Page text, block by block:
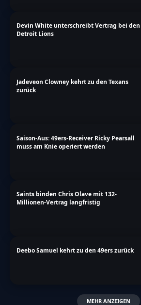
Devin White unterschreibt Vertrag bei den
Detroit Lions
Jadeveon Clowney kehrt zu den Texans
zurück
Saison-Aus: 49ers-Receiver Ricky Pearsall
muss am Knie operiert werden
Saints binden Chris Olave mit 132-
Millionen-Vertrag langfristig
Deebo Samuel kehrt zu den 49ers zurück
MEHR ANZEIGEN